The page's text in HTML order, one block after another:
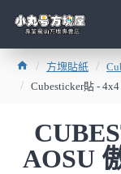
方塊貼紙
Cubesticker貼 -
AOSU